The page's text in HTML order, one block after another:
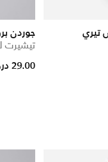
تيري
جوردن
تيشيرت
Price reduced from
29.00 درهم